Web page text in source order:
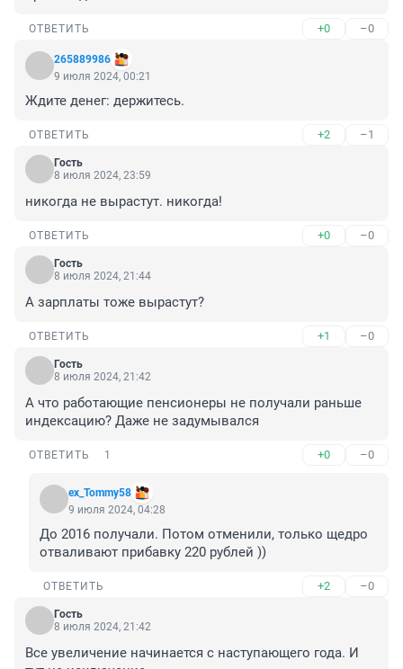
ОТВЕТИТЬ +0 –0
265889986
9 июля 2024, 00:21
Ждите денег: держитесь.
ОТВЕТИТЬ +2 –1
Гость
8 июля 2024, 23:59
никогда не вырастут. никогда!
ОТВЕТИТЬ +0 –0
Гость
8 июля 2024, 21:44
А зарплаты тоже вырастут?
ОТВЕТИТЬ +1 –0
Гость
8 июля 2024, 21:42
А что работающие пенсионеры не получали раньше
индексацию? Даже не задумывался
ОТВЕТИТЬ 1 +0 –0
ex_Tommy58
9 июля 2024, 04:28
До 2016 получали. Потом отменили, только щедро
отваливают прибавку 220 рублей ))
ОТВЕТИТЬ +2 –0
Гость
8 июля 2024, 21:42
Все увеличение начинается с наступающего года. И